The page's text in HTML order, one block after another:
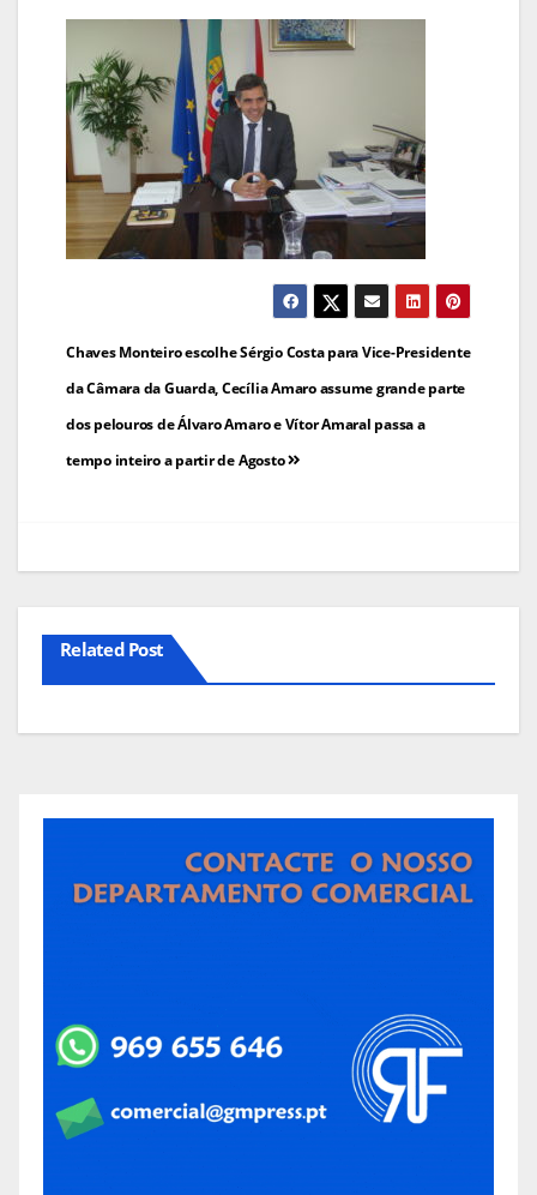
Navegação
de
artigos
Chaves Monteiro escolhe Sérgio Costa para Vice-Presidente
da Câmara da Guarda, Cecília Amaro assume grande parte
dos pelouros de Álvaro Amaro e Vítor Amaral passa a
tempo inteiro a partir de Agosto
Related Post